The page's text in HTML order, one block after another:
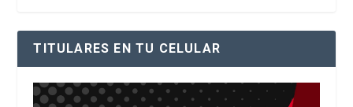
TITULARES EN TU CELULAR